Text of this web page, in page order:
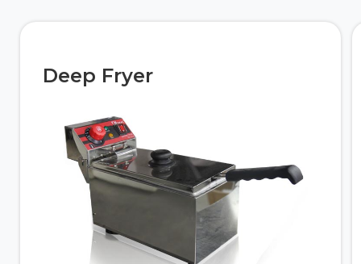
Deep Fryer